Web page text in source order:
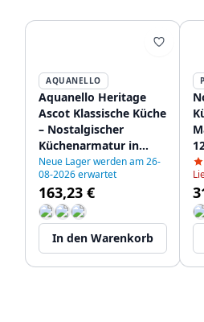
AQUANELLO
Aquanello Heritage
Ascot Klassische Küche
– Nostalgischer
Küchenarmatur in
Schwarz mit
abgewinkeltem
Auslauf BL-4002-HA
Neue Lager werden am 26-
08-2026 erwartet
163,23 €
In den Warenkorb